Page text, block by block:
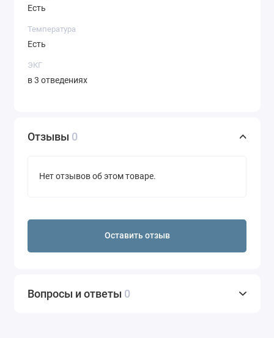
Есть
Температура
Есть
ЭКГ
в 3 отведениях
Отзывы 0
Нет отзывов об этом товаре.
Оставить отзыв
Вопросы и ответы 0